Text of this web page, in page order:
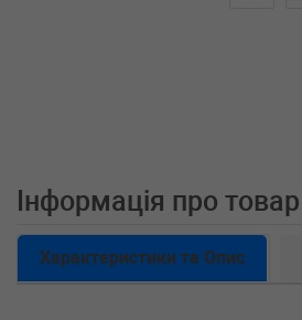
Інформація про товар
Характеристики та Опис